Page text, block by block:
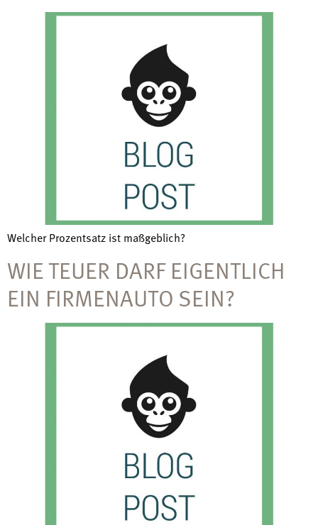
Welcher Prozentsatz ist maßgeblich?
WIE TEUER DARF EIGENTLICH
EIN FIRMENAUTO SEIN?